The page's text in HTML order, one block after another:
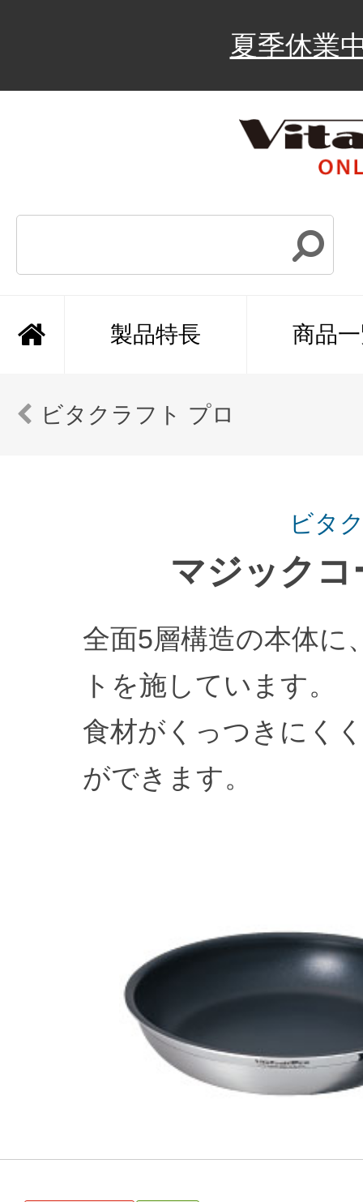
夏季休業
製品特長 商品
ビタクラフト プロ
ビタ
マジック
全面5層構造の本体に
トを施しています。
食材がくっつきにく
ができます。